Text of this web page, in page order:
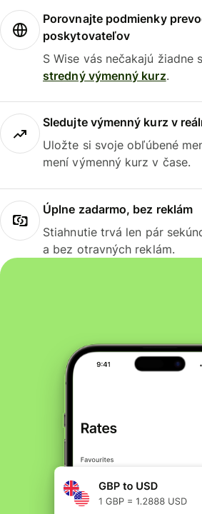
Porovnajte podmienky
poskytovateľov
S Wise vás nečakajú žiadne
stredný výmenný kurz.
Sledujte výmenný kurz v
Uložte si svoje obľúbené
mení výmenný kurz v čase.
Úplne zadarmo, bez reklám
Stiahnutie trvá len pár
a bez otravných reklám.